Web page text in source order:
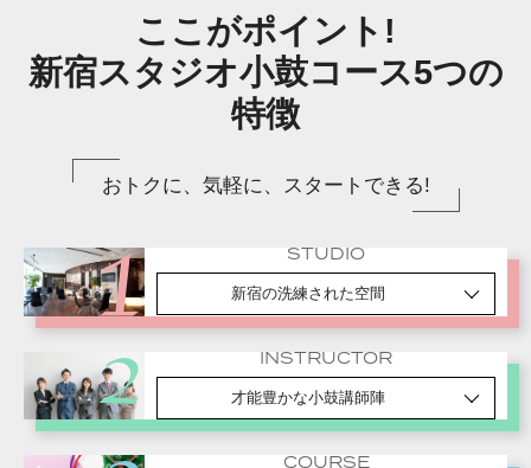
ここがポイント!
新宿スタジオ小鼓コース5つの
特徴
おトクに、気軽に、スタートできる!
STUDIO
新宿の洗練された空間
INSTRUCTOR
才能豊かな小鼓講師陣